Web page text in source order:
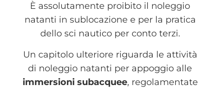
È assolutamente proibito il noleggio
natanti in sublocazione e per la pratica
dello sci nautico per conto terzi.
Un capitolo ulteriore riguarda le attività
di noleggio natanti per appoggio alle
immersioni subacquee, regolamentate